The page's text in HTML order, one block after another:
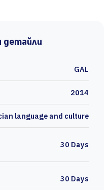
детайли
GAL
2014
language and culture
30 Days
30 Days